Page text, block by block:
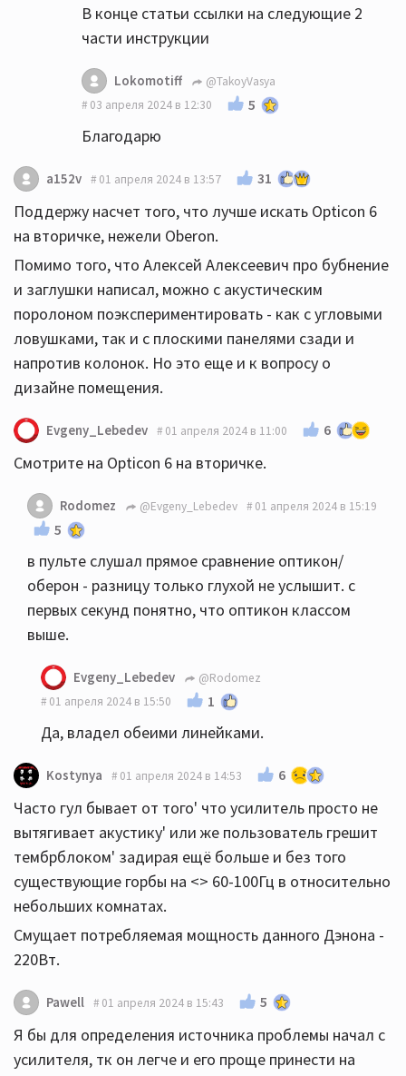
В конце статьи ссылки на следующие 2
части инструкции
Lokomotiff
@TakoyVasya
03 апреля 2024 в 12:30
5
Благодарю
a152v 01 апреля 2024 в 13:57 31
Поддержу насчет того, что лучше искать Opticon 6
на вторичке, нежели Oberon.
Помимо того, что Алексей Алексеевич про бубнение
и заглушки написал, можно с акустическим
поролоном поэкспериментировать - как с угловыми
ловушками, так и с плоскими панелями сзади и
напротив колонок. Но это еще и к вопросу о
дизайне помещения.
Evgeny_Lebedev 01 апреля 2024 в 11:00 6
Смотрите на Opticon 6 на вторичке.
Rodomez @Evgeny_Lebedev 01 апреля 2024 в 15:19
5
в пульте слушал прямое сравнение оптикон/
оберон - разницу только глухой не услышит. с
первых секунд понятно, что оптикон классом
выше.
Evgeny_Lebedev
@Rodomez
01 апреля 2024 в 15:50
1
Да, владел обеими линейками.
Kostynya 01 апреля 2024 в 14:53 6
Часто гул бывает от того' что усилитель просто не
вытягивает акустику' или же пользователь грешит
тембрблоком' задирая ещё больше и без того
существующие горбы на <> 60-100Гц в относительно
небольших комнатах.
Смущает потребляемая мощность данного Дэнона -
220Вт.
Pawell 01 апреля 2024 в 15:43 5
Я бы для определения источника проблемы начал с
усилителя, тк он легче и его проще принести на